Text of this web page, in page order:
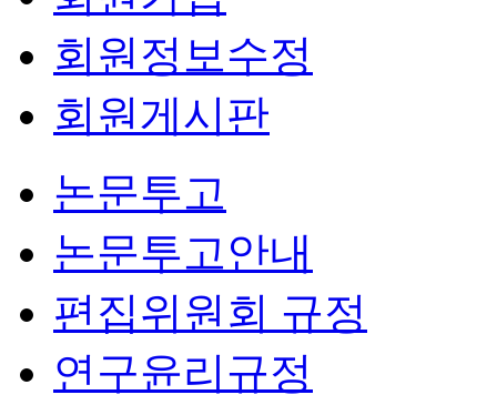
회원정보수정
회원게시판
논문투고
논문투고안내
편집위원회 규정
연구윤리규정